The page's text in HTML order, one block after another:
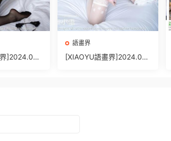
]2024.03.
語畫界
[XIAOYU語畫界]2024.02.